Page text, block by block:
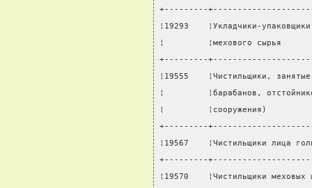
+---------
¦19293    ¦Укладчики-
¦         ¦мехового
+---------
¦19555    ¦Чистильщики,
¦         ¦барабанов,
¦         ¦сооружения)
+---------
¦19567    ¦Чистильщики
+---------
¦19570    ¦Чистильщики